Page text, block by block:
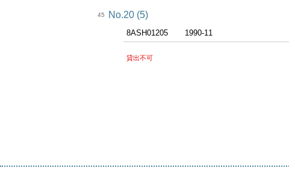
45 No.20 (5)
8ASH01205 1990-11
貸出不可